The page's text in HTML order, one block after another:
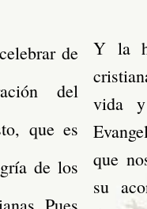
de
del
que es
de los
Pues
Y la
vida
que
su